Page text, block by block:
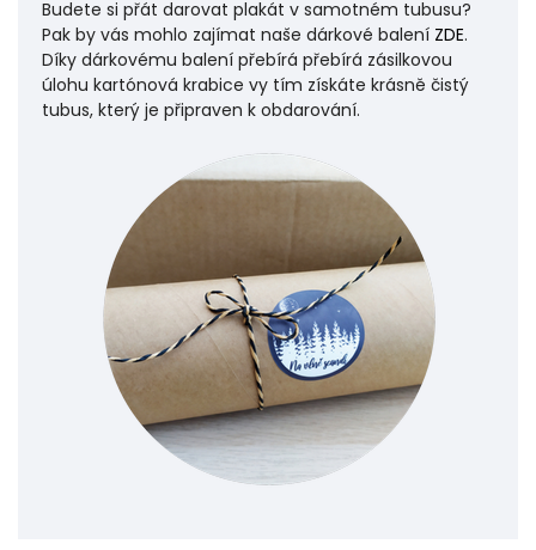
Budete si přát darovat plakát v samotném tubusu?
Pak by vás mohlo zajímat naše dárkové balení ZDE.
Díky dárkovému balení přebírá přebírá zásilkovou
úlohu kartónová krabice vy tím získáte krásně čistý
tubus, který je připraven k obdarování.